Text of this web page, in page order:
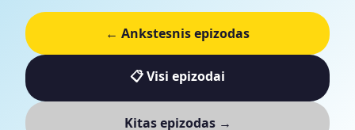
← Ankstesnis epizodas
📋 Visi epizodai
Kitas epizodas →